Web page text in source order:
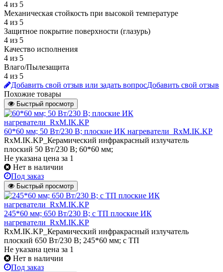
4 из 5
Механическая стойкость при высокой температуре
4 из 5
Защитное покрытие поверхности (глазурь)
4 из 5
Качество исполнения
4 из 5
Влаго/Пылезащита
4 из 5
Добавить свой отзыв или задать вопросДобавить свой отзыв
Похожие товары
Быстрый просмотр
60*60 мм; 50 Вт/230 В; плоские ИК нагреватели_RxM.IK.KP
RxM.IK.KP_Керамический инфракрасный излучатель
плоский 50 Вт/230 В; 60*60 мм;
Не указана цена за 1
Нет в наличии
Под заказ
Быстрый просмотр
245*60 мм; 650 Вт/230 В; с ТП плоские ИК
нагреватели_RxM.IK.KP
RxM.IK.KP_Керамический инфракрасный излучатель
плоский 650 Вт/230 В; 245*60 мм; с ТП
Не указана цена за 1
Нет в наличии
Под заказ